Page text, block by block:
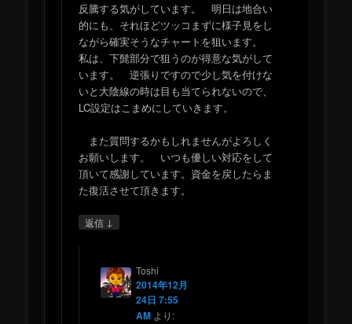
反騰する気がしています。 明日は地合い
的にも、それほどツッコまずに様子見をし
ながら確実そうなチャートを狙います。
私は、下髭部分で狙うのが得意な気がして
います。 逆張りですので少し気を付けな
いと大陰線の時は目も当てられないので、
LC設定はこまめにしていきます。
また質問するかもしれませんがよろしく
お願いします。 いつも優しい対応をして
頂いて感謝しています。資金を戻したらま
た復活させて頂きます。
返信 ↓
Toshi
2014年12月
24日 7:55
AM より: